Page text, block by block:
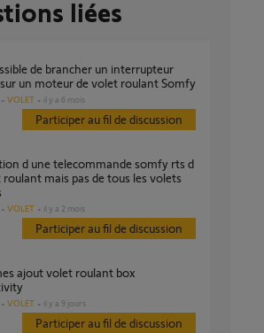
liées
un moteur de volet roulant Somfy
VOLET il y a 6 mois
Participer au fil de discussion
mais pas de tous les volets
VOLET il y a 2 mois
Participer au fil de discussion
VOLET il y a 9 jours
Participer au fil de discussion